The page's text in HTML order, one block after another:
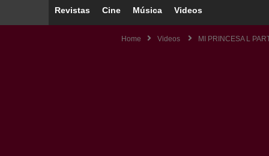
Revistas Cine Música Videos
Home Videos MI PRINCESA L